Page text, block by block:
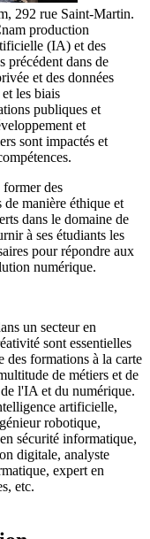
292 rue Saint-Martin.
production
(IA) et des
précédent dans de
et des données
les biais
publiques et
et
sont impactés et
des
de manière éthique et
dans le domaine de
à ses étudiants les
pour répondre aux
numérique.
un secteur en
sont essentielles
formations à la carte
de métiers et de
l'IA et du numérique.
artificielle,
robotique,
sécurité informatique,
digitale, analyste
expert en
etc.